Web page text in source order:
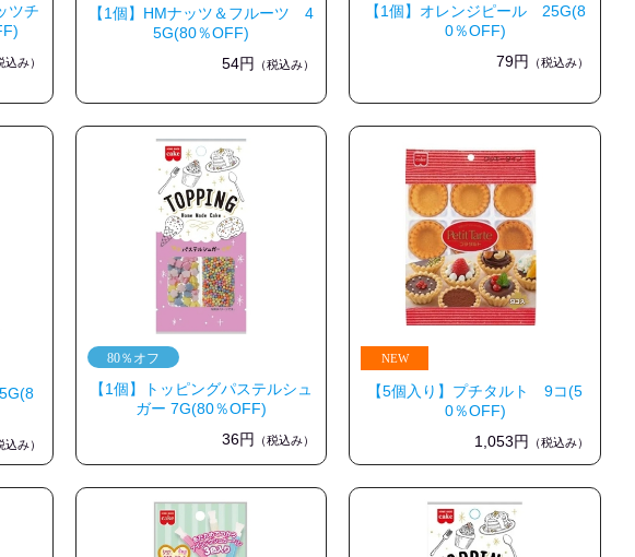
ツチ
込み）
【1個】HMナッツ＆フルーツ 4
5G(80％OFF)
54円
（税込み）
【1個】オレンジピール 25G(8
0％OFF)
79円
（税込み）
込み）
【1個】トッピングパステルシュ
ガー 7G(80％OFF)
36円
（税込み）
【5個入り】プチタルト 9コ(5
0％OFF)
1,053円
（税込み）